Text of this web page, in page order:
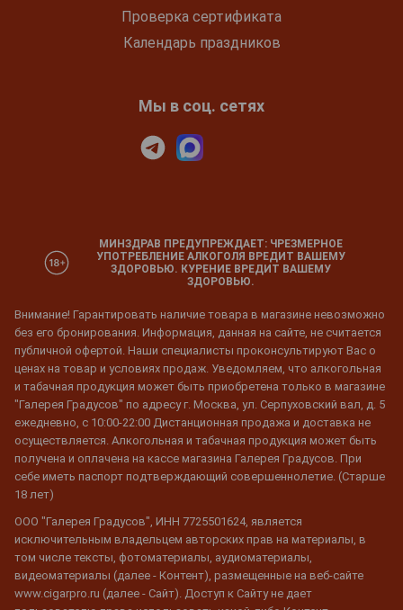
Проверка сертификата
Календарь праздников
Мы в соц. сетях
МИНЗДРАВ ПРЕДУПРЕЖДАЕТ: ЧРЕЗМЕРНОЕ
УПОТРЕБЛЕНИЕ АЛКОГОЛЯ ВРЕДИТ ВАШЕМУ
ЗДОРОВЬЮ. КУРЕНИЕ ВРЕДИТ ВАШЕМУ
ЗДОРОВЬЮ.
Внимание! Гарантировать наличие товара в магазине невозможно
без его бронирования. Информация, данная на сайте, не считается
публичной офертой. Наши специалисты проконсультируют Вас о
ценах на товар и условиях продаж. Уведомляем, что алкогольная
и табачная продукция может быть приобретена только в магазине
"Галерея Градусов" по адресу г. Москва, ул. Серпуховский вал, д. 5
ежедневно, с 10:00-22:00 Дистанционная продажа и доставка не
осуществляется. Алкогольная и табачная продукция может быть
получена и оплачена на кассе магазина Галерея Градусов. При
себе иметь паспорт подтверждающий совершеннолетие. (Старше
18 лет)
ООО "Галерея Градусов", ИНН 7725501624, является
исключительным владельцем авторских прав на материалы, в
том числе тексты, фотоматериалы, аудиоматериалы,
видеоматериалы (далее - Контент), размещенные на веб-сайте
www.cigarpro.ru (далее - Сайт). Доступ к Сайту не дает